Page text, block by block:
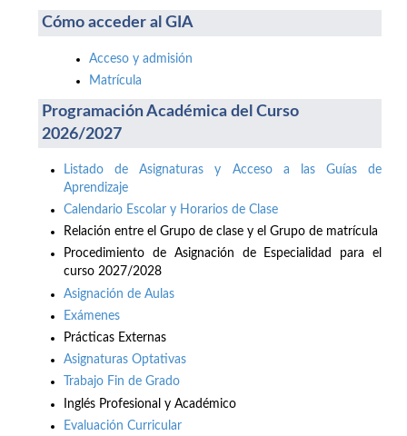
Cómo acceder al GIA
Acceso y admisión
Matrícula
Programación Académica del Curso
2026/2027
Listado de Asignaturas y Acceso a las Guías de
Aprendizaje
Calendario Escolar y Horarios de Clase
Relación entre el Grupo de clase y el Grupo de matrícula
Procedimiento de Asignación de Especialidad para el
curso 2027/2028
Asignación de Aulas
Exámenes
Prácticas Externas
Asignaturas Optativas
Trabajo Fin de Grado
Inglés Profesional y Académico
Evaluación Curricular